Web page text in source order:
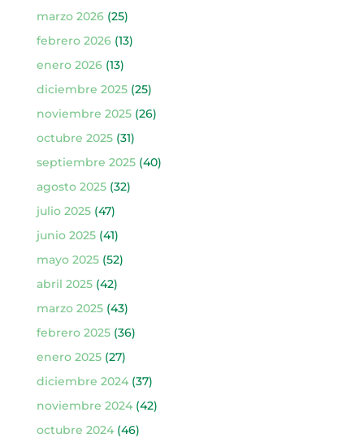
marzo 2026(25)
febrero 2026(13)
enero 2026(13)
diciembre 2025(25)
noviembre 2025(26)
octubre 2025(31)
septiembre 2025(40)
agosto 2025(32)
julio 2025(47)
junio 2025(41)
mayo 2025(52)
abril 2025(42)
marzo 2025(43)
febrero 2025(36)
enero 2025(27)
diciembre 2024(37)
noviembre 2024(42)
octubre 2024(46)